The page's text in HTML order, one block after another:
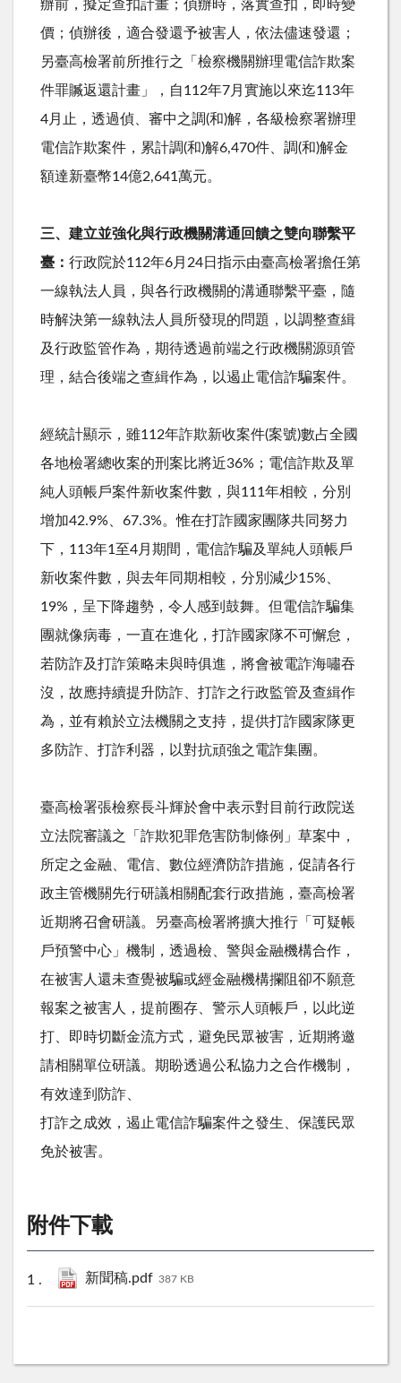
辦前，擬定查扣計畫；偵辦時，落實查扣，即時變
價；偵辦後，適合發還予被害人，依法儘速發還；
另臺高檢署前所推行之「檢察機關辦理電信詐欺案
件罪贓返還計畫」，自112年7月實施以來迄113年
4月止，透過偵、審中之調(和)解，各級檢察署辦理
電信詐欺案件，累計調(和)解6,470件、調(和)解金
額達新臺幣14億2,641萬元。
三、建立並強化與行政機關溝通回饋之雙向聯繫平
臺： 行政院於112年6月 24日指示由臺高檢署擔任第
一線執法人員，與各行政機關的溝通聯繫平臺，隨
時解決第一線執法人員所發現的問題，以調整查緝
及行政監管作為，期待透過前端之行政機關源頭管
理，結合後端之查緝作為，以遏止電信詐騙案件。
經統計顯示，雖112年詐欺新收案件(案號)數占全國
各地檢署總收案的刑案比將近36% ；電信詐欺及單
純人頭帳戶案件新收案件數，與111年相較，分別
增加42.9% 67.3%。惟在打詐國家團隊共同努力
下， 113年1至4月期間，電信詐騙及單純人頭帳戶
新收案件數，與去年同期相較，分別減少15%
19% ，呈下降趨勢，令人感到鼓舞。但電信詐騙集
團就像病毒，一直在進化，打詐國家隊不可懈怠，
若防詐及打詐策略未與時俱進，將會被電詐海嘯吞
沒，故應持續提升防詐、打詐之行政監管及查緝作
為，並有賴於立法機關之支持，提供打詐國家隊更
多防詐、打詐利器，以對抗頑強之電詐集團。
臺高檢署張檢察長斗輝於會中表示對目前行政院送
立法院審議之「詐欺犯罪危害防制條例」草案中，
所定之金融、電信、數位經濟防詐措施，促請各行
政主管機關先行研議相關配套行政措施，臺高檢署
近期將召會研議。另臺高檢署將擴大推行「可疑帳
戶預警中心」機制，透過檢、警與金融機構合作，
在被害人還未查覺被騙或經金融機構攔阻卻不願意
報案之被害人，提前圈存、警示人頭帳戶，以此逆
打、即時切斷金流方式，避免民眾被害，近期將邀
請相關單位研議。期盼透過公私協力之合作機制，
有效達到防詐、
打詐之成效，遏止電信詐騙案件之發生、保護民眾
免於被害。
附件下載
新聞稿.pdf 387 KB